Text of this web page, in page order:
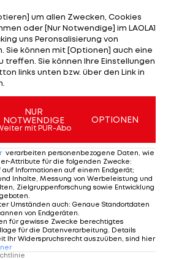
Horst müssen sich danach
klar gewonnenem ersten
19:21 und 13:15 geschlagen
Spiel bestreiten
Skarlund/Spinnangr.
um allen Zwecken, Cookies
oder [Nur Notwendige] im LAOLA1
uns Peronsalisierung von
Sie können mit [Optionen] auch eine
treffen. Sie können Ihre Einstellungen
links unten bzw. über den Link in
NUR
NOTWENDIGE
mit PUR-Abo
OPTIONEN
verarbeiten personenbezogene Daten, wie
Attribute für die folgenden Zwecke:
auf Informationen auf einem Endgerät;
Inhalte, Messung von Werbeleistung und
Zielgruppenforschung sowie Entwicklung
.
Umständen auch: Genaue Standortdaten
von Endgeräten.
für gewisse Zwecke berechtigtes
für die Datenverarbeitung. Details
Ihr Widerspruchsrecht auszuüben, sind hier